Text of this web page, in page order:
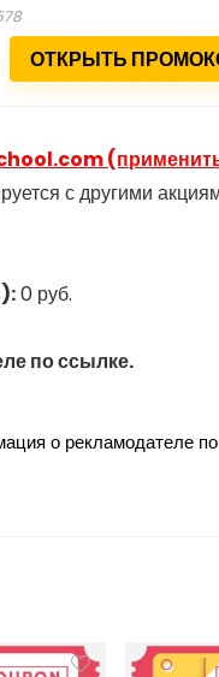
ОТКРЫТЬ
с другими
0 руб.
по ссылке.
о рекламодателе